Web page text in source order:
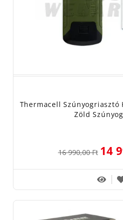
Thermacell Szúnyogriasztó
Zöld
16 990,00 Ft 14